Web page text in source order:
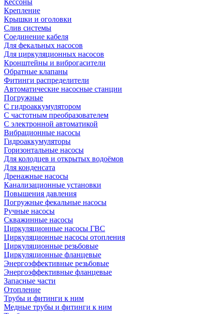
Крепление
Крышки и оголовки
Слив системы
Соединение кабеля
Для фекальных насосов
Для циркуляционных насосов
Кронштейны и виброгасители
Обратные клапаны
Фитинги распределители
Автоматические насосные станции
Погружные
С гидроаккумулятором
С частотным преобразователем
С электронной автоматикой
Вибрационные насосы
Гидроаккумуляторы
Горизонтальные насосы
Для колодцев и открытых водоёмов
Для конденсата
Дренажные насосы
Канализационные установки
Повышения давления
Погружные фекальные насосы
Ручные насосы
Скважинные насосы
Циркуляционные насосы ГВС
Циркуляционные насосы отопления
Циркуляционные резьбовые
Циркуляционные фланцевые
Энергоэффективные резьбовые
Энергоэффективные фланцевые
Запасные части
Отопление
Трубы и фитинги к ним
Медные трубы и фитинги к ним